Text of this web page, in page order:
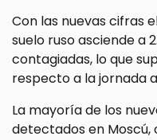
Con las nuevas cifras
suelo ruso asciende a
contagiadas, lo que
respecto a la jornada
La mayoría de los
detectados en Moscú,